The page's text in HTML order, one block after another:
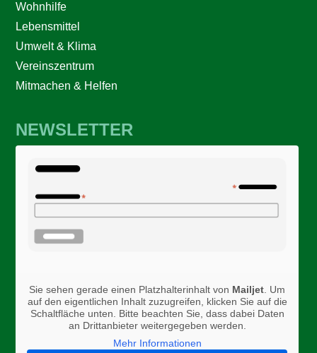
Wohnhilfe
Lebensmittel
Umwelt & Klima
Vereinszentrum
Mitmachen & Helfen
NEWSLETTER
Sie sehen gerade einen Platzhalterinhalt von Mailjet. Um
auf den eigentlichen Inhalt zuzugreifen, klicken Sie auf die
Schaltfläche unten. Bitte beachten Sie, dass dabei Daten
an Drittanbieter weitergegeben werden.
Mehr Informationen